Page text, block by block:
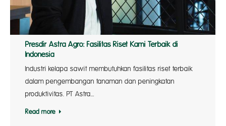
Presdir Astra Agro: Fasilitas Riset Kami Terbaik di
Indonesia
Industri kelapa sawit membutuhkan fasilitas riset terbaik
dalam pengembangan tanaman dan peningkatan
produktivitas. PT Astra…
Read more